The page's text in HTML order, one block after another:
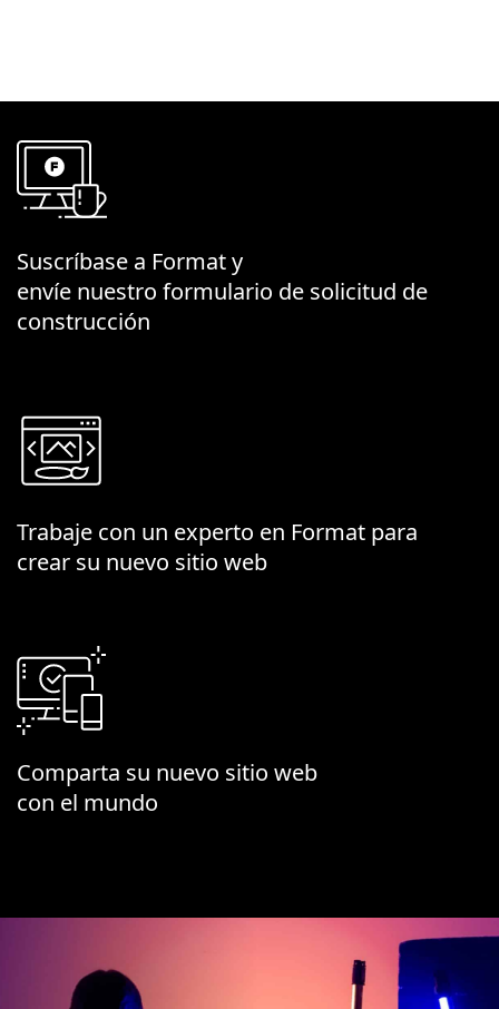
Suscríbase a Format y
envíe nuestro formulario de solicitud de
construcción
Trabaje con un experto en Format para
crear su nuevo sitio web
Comparta su nuevo sitio web
con el mundo